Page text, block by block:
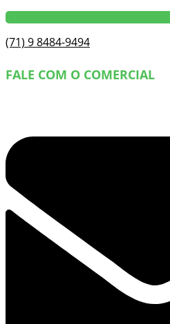
(71) 9 8484-9494
FALE COM O COMERCIAL